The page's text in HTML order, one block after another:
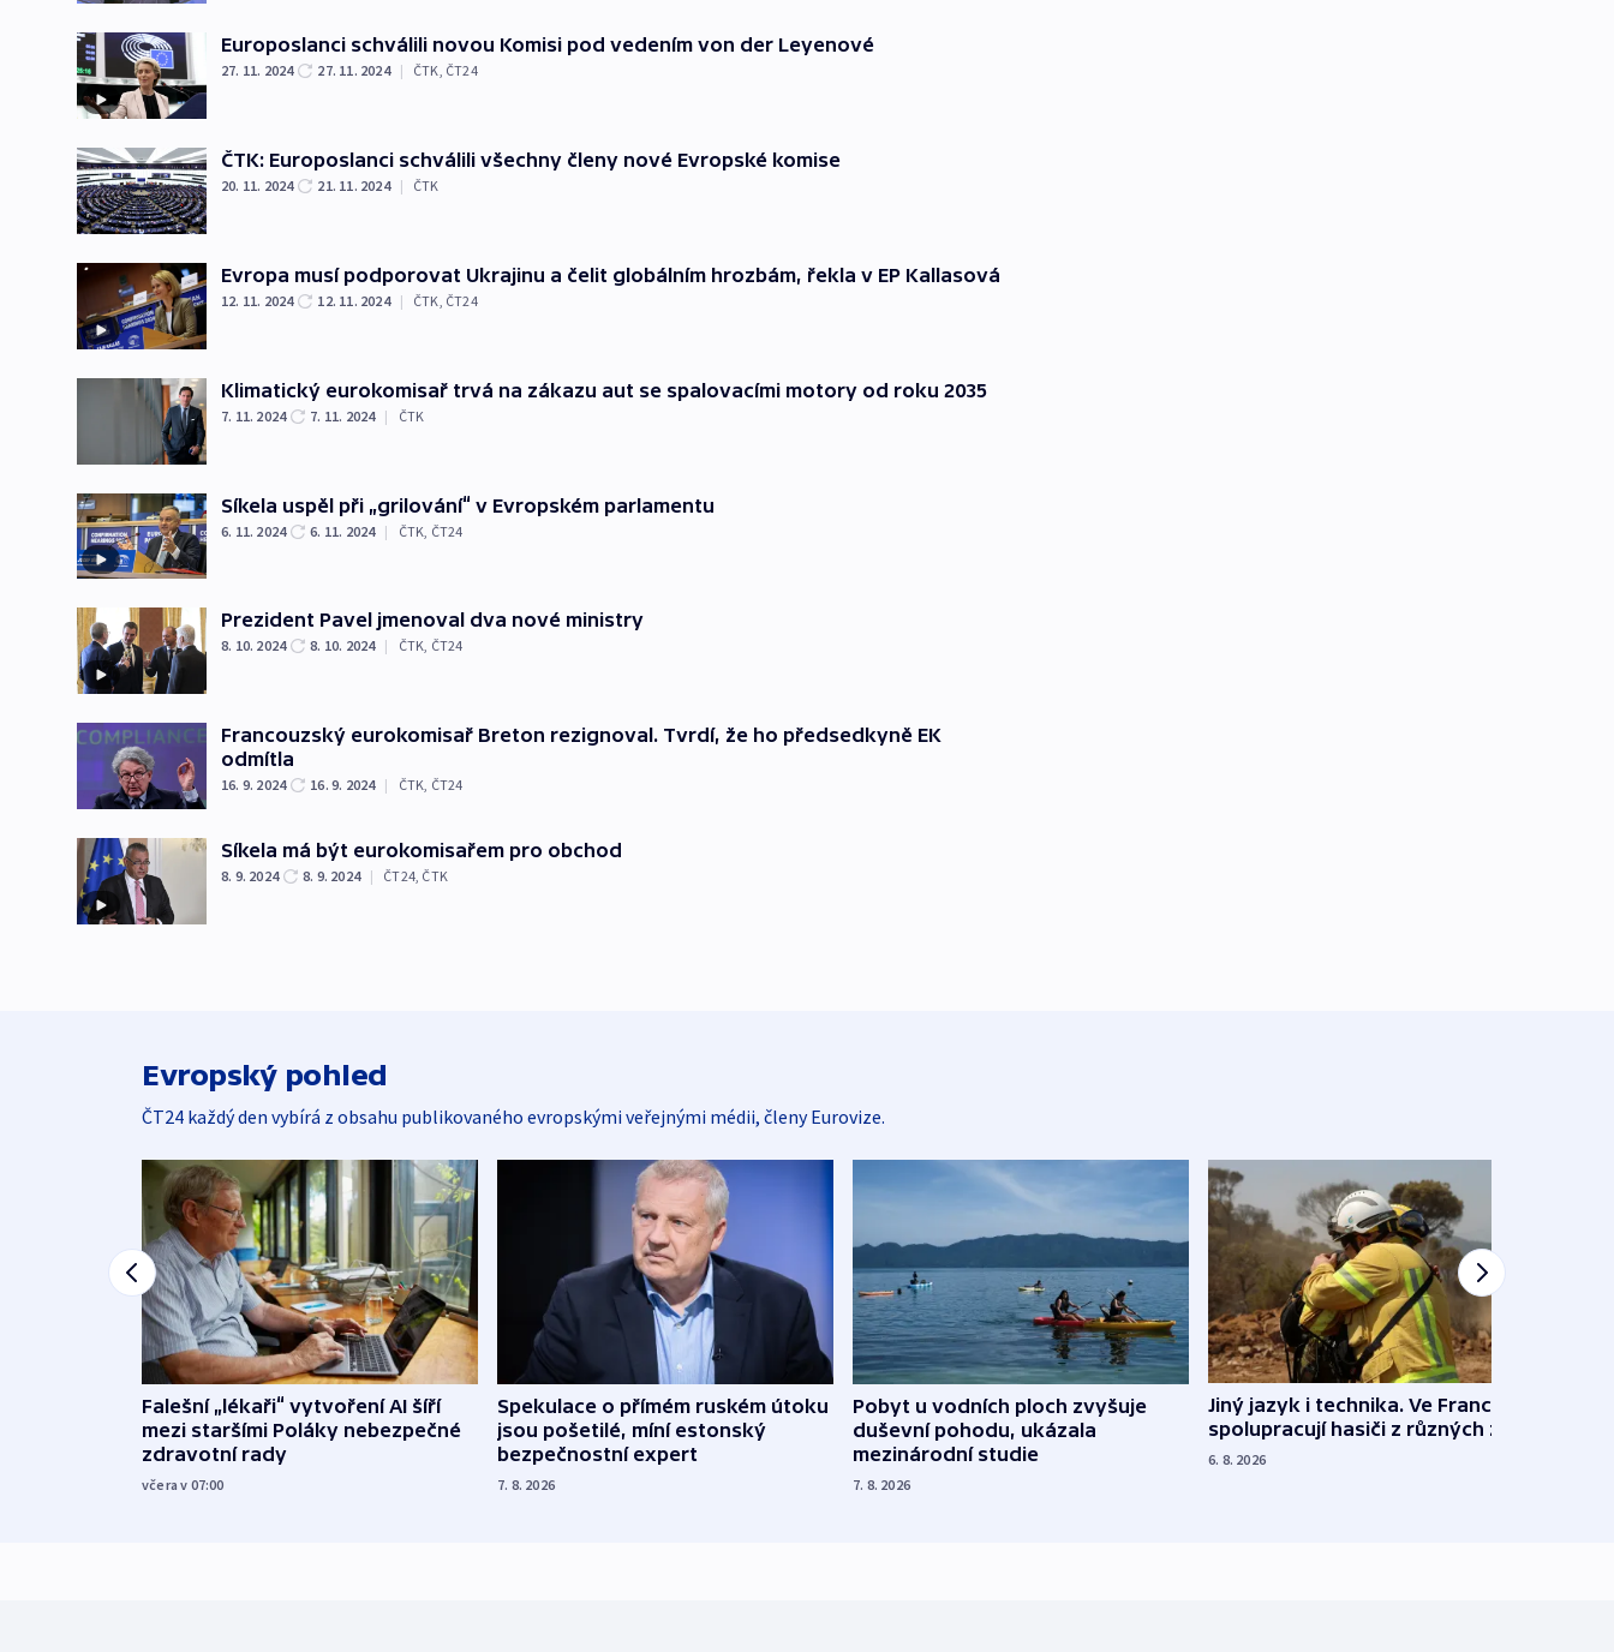
Europoslanci schválili novou Komisi pod vedením von der Leyenové
27. 11. 2024 27. 11. 2024 | ČTK, ČT24
ČTK: Europoslanci schválili všechny členy nové Evropské komise
20. 11. 2024 21. 11. 2024 | ČTK
Evropa musí podporovat Ukrajinu a čelit globálním hrozbám, řekla v EP Kallasová
12. 11. 2024 12. 11. 2024 | ČTK, ČT24
Klimatický eurokomisař trvá na zákazu aut se spalovacími motory od roku 2035
7. 11. 2024 7. 11. 2024 | ČTK
Síkela uspěl při „grilování“ v Evropském parlamentu
6. 11. 2024 6. 11. 2024 | ČTK ČT24
Prezident Pavel jmenoval dva nové ministry
8. 10. 2024 8. 10. 2024 | ČTK, ČT24
Francouzský eurokomisař Breton rezignoval. Tvrdí, že ho předsedkyně EK
odmítla
16. 9. 2024 16. 9. 2024 | ČTK, ČT24
Síkela má být eurokomisařem pro obchod
8. 9. 2024 8. 9. 2024 | ČT24, ČTK
Evropský pohled
ČT24 každý den vybírá z obsahu publikovaného evropskými veřejnými médii, členy Eurovize.
Falešní „lékaři“ vytvoření AI šíří
mezi staršími Poláky nebezpečné
zdravotní rady
včera v 07:00
Spekulace o přímém ruském útoku
jsou pošetilé, míní estonský
bezpečnostní expert
7. 8. 2026
Pobyt u vodních ploch zvyšuje
duševní pohodu, ukázala
mezinárodní studie
7. 8. 2026
Jiný jazyk i technika. Ve Francii
spolupracují hasiči z různých zemí
6. 8. 2026